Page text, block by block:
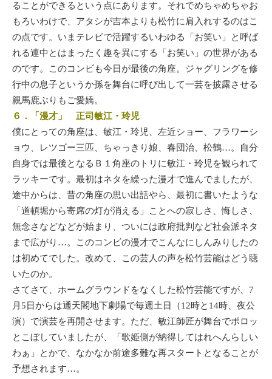
ることができるという点にあります。それでめちゃめちゃお
もろいわけで、アタシが吉本よりも松竹に肩入れするのはこ
の点です。いまテレビで活躍するいわゆる「お笑い」と呼ば
れる連中とはまったく趣を異にする「お笑い」の世界がある
のです。このコンビも今日が最後の角座。ジャグリングを修
行中の息子というか孫を舞台に呼び出して一芸を披露させる
親馬鹿ぶりもご愛嬌。
６．「漫才」 正司敏江・玲児
僕にとっての角座は、敏江・玲児、左近ショー、フラワーシ
ョウ、レツゴー三匹、ちゃっきり娘、春団治、松鶴…。自分
自身では最後となるＢ１角座のトリに敏江・玲児を観られて
ラッキーです。最初はネタを繰った漫才で進んでましたが、
途中からは、昔の角座の思い出話やら、最初に書いたような
「道頓堀から寄席の灯が消える」ことへの寂しさ、悔しさ、
無念さなどなどが始まり、ついには政府批判など社会派ネタ
まで広がり…。このコンビの漫才でこんなにしんみりしたの
は初めてでした。改めて、この芸人の声を松竹芸能はどう聴
いたのか。
さてさて、ホームグラウンドをなくした松竹芸能ですが、7
月5日からは通天閣地下劇場で毎週土日（12時と14時、夜公
演）で演芸を再開させます。ただ、敏江師匠が舞台でポロッ
とこぼしていましたが、「歌姫側が納得してはれへんらしい
わぁ」とかで、なかなか前途多難な再スタートとなることが
予想されます…。